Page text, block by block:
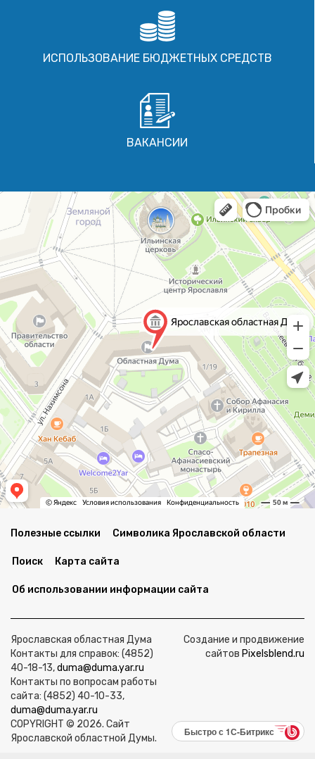
ИСПОЛЬЗОВАНИЕ БЮДЖЕТНЫХ СРЕДСТВ
ВАКАНСИИ
Полезные ссылки Символика Ярославской области
Поиск Карта сайта
Об использовании информации сайта
Ярославская областная Дума
Контакты для справок: (4852)
40-18-13,duma@duma.yar.ru
Контакты по вопросам работы
сайта: (4852) 40-10-33,
duma@duma.yar.ru
COPYRIGHT © 2026. Сайт
Ярославской областной Думы.
Создание и продвижение
сайтов Pixelsblend.ru
Быстро с 1С-Битрикс